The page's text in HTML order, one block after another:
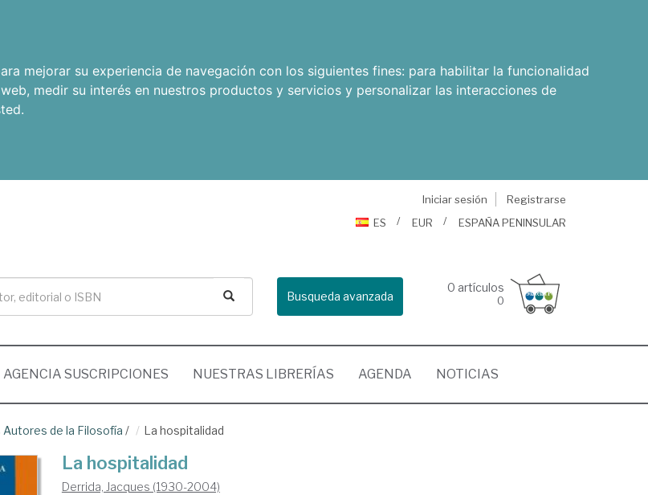
mejorar su experiencia de navegación con los siguientes fines: para habilitar la funcionalidad
, medir su interés en nuestros productos y servicios y personalizar las interacciones de
.
Iniciar sesión
Registrarse
ES
EUR ESPAÑA PENINSULAR
Busqueda avanzada
0 artículos
0
AGENCIA SUSCRIPCIONES NUESTRAS LIBRERÍAS AGENDA NOTICIAS
Autores de la Filosofía / La hospitalidad
La hospitalidad
Derrida, Jacques (1930-2004)